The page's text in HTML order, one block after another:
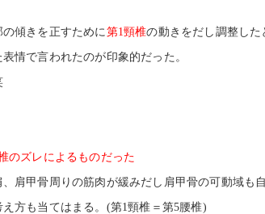
傾きを正すために第1頸椎の動きをだし調整し
情で言われたのが印象的だった。
のズレによるものだった
肩甲骨周りの筋肉が緩みだし肩甲骨の可動域も
方も当てはまる。(第1頸椎＝第5腰椎)